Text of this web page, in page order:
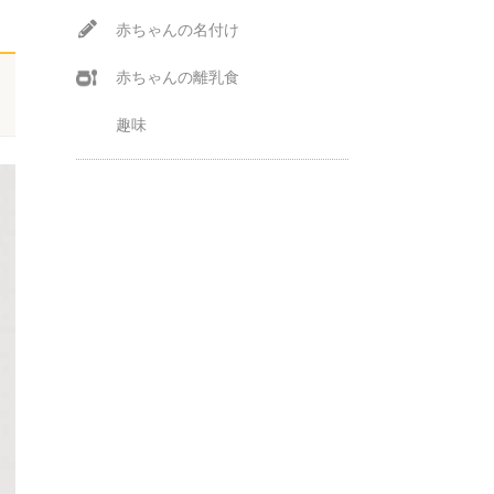
赤ちゃんの名付け
赤ちゃんの離乳食
趣味